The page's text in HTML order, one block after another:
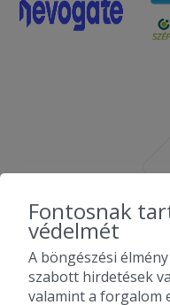
Fontosnak
védelmét
A böngészési
szabott hirdetések
valamint a forgalom